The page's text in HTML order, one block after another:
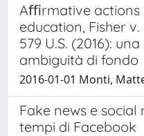
Aﬃrmative actions
education, Fisher
579 U.S. (2016):
ambiguità di fondo
2016-01-01 Monti,
Fake news e
tempi di Facebook